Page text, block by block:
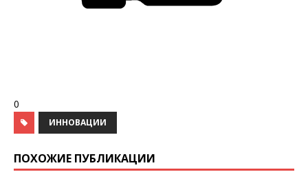
0
ИННОВАЦИИ
ПОХОЖИЕ ПУБЛИКАЦИИ